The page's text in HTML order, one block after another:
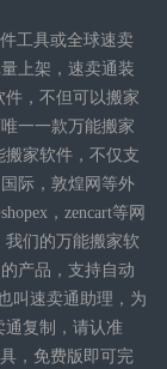
工具或全球速卖
上架，速卖通装
，不但可以搬家
一一款万能搬家
家软件，不仅支
际，敦煌网等外
，zencart等网
我们的万能搬家软
产品，支持自动
叫速卖通助理，为
通复制，请认准
，免费版即可完